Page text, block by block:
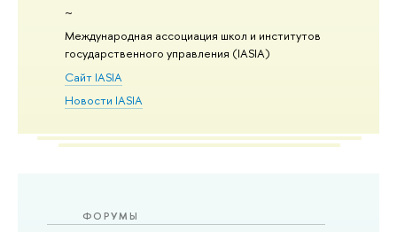
~
Международная ассоциация школ и институтов
государственного управления (IASIA)
Сайт IASIA
Новости IASIA
ФОРУМЫ